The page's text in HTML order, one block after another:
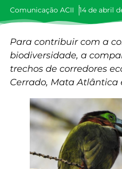
Comunicação ACII 14 de abril
Para contribuir com a
biodiversidade, a
trechos de corredores
Cerrado, Mata Atlântica